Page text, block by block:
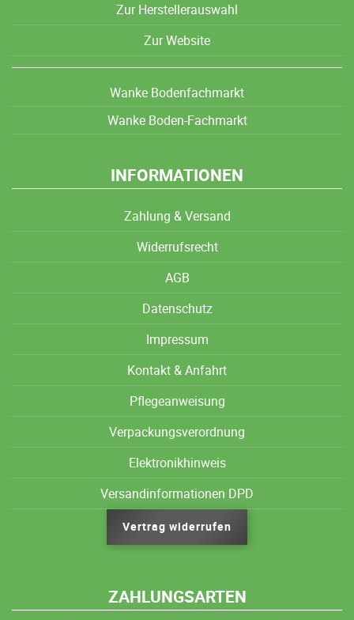
Zur Herstellerauswahl
Zur Website
Wanke Bodenfachmarkt
Wanke Boden-Fachmarkt
INFORMATIONEN
Zahlung & Versand
Widerrufsrecht
AGB
Datenschutz
Impressum
Kontakt & Anfahrt
Pflegeanweisung
Verpackungsverordnung
Elektronikhinweis
Versandinformationen DPD
Vertrag widerrufen
ZAHLUNGSARTEN